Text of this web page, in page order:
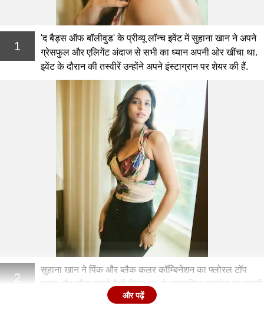
1
'द बैड्स ऑफ बॉलीवुड' के प्रीव्यू लॉन्च इवेंट में सुहाना खान ने अपने
ग्रेसफुल और एलिगेंट अंदाज से सभी का ध्यान अपनी ओर खींचा था.
इवेंट के दौरान की तस्वीरें उन्होंने अपने इंस्टाग्रान पर शेयर की हैं.
2
सुहाना खान ने पिंक और ब्लैक कलर कॉम्बिनेशन का फ्लोरल टॉप
पहना और ब्लैक स्कर्ट कैरी किया था. ये आउटफिट एक्ट्रेस पर काफी
और पढ़ें